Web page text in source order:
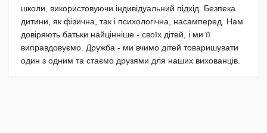
школи, використовуючи індивідуальний підхід. Безпека
дитини, як фізична, так і психологічна, насамперед. Нам
довіряють батьки найцінніше - своїх дітей, і ми її
виправдовуємо. Дружба - ми вчимо дітей товаришувати
один з одним та стаємо друзями для наших вихованців.